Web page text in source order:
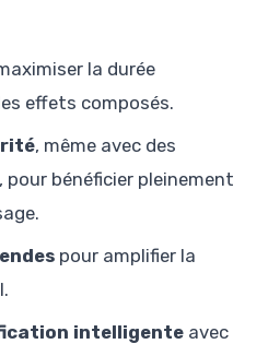
la durée
effets composés.
, même avec des
bénéficier pleinement
pour amplifier la
intelligente avec